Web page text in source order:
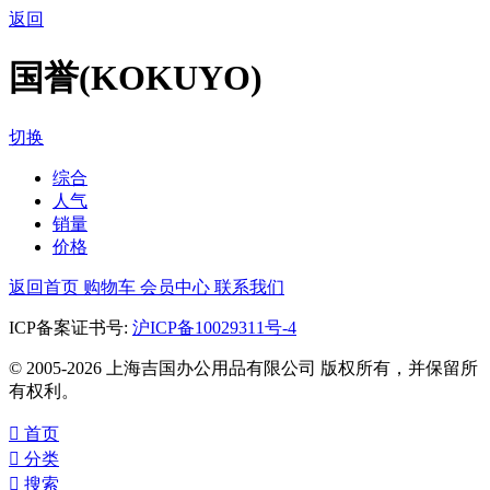
返回
国誉(KOKUYO)
切换
综合
人气
销量
价格
返回首页 购物车 会员中心 联系我们
ICP备案证书号: 沪ICP备10029311号-4
© 2005-2026 上海吉国办公用品有限公司 版权所有，并保留所
有权利。
 首页
 分类
 搜索